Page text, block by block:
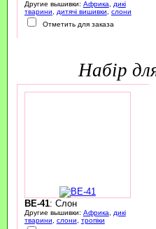
Другие вышивки: Африка
дикі
тварини
дитячі вишивки
слони
Отметить для заказа
набір
BE-41: Слон
Другие вышивки: Африка, дикі
тварини, слони, тропіки